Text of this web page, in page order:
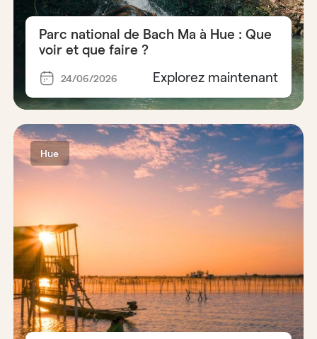
Parc national de Bach Ma à Hue : Que
voir et que faire ?
24/06/2026 Explorez maintenant
Hue